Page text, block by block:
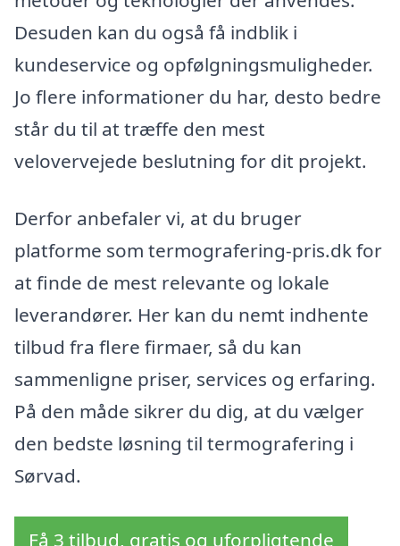
Desuden kan du også få indblik i
kundeservice og opfølgningsmuligheder.
Jo flere informationer du har, desto bedre
står du til at træffe den mest
velovervejede beslutning for dit projekt.
Derfor anbefaler vi, at du bruger
platforme som termografering-pris.dk for
at finde de mest relevante og lokale
leverandører. Her kan du nemt indhente
tilbud fra flere firmaer, så du kan
sammenligne priser, services og erfaring.
På den måde sikrer du dig, at du vælger
den bedste løsning til termografering i
Sørvad.
Få 3 tilbud, gratis og uforpligtende